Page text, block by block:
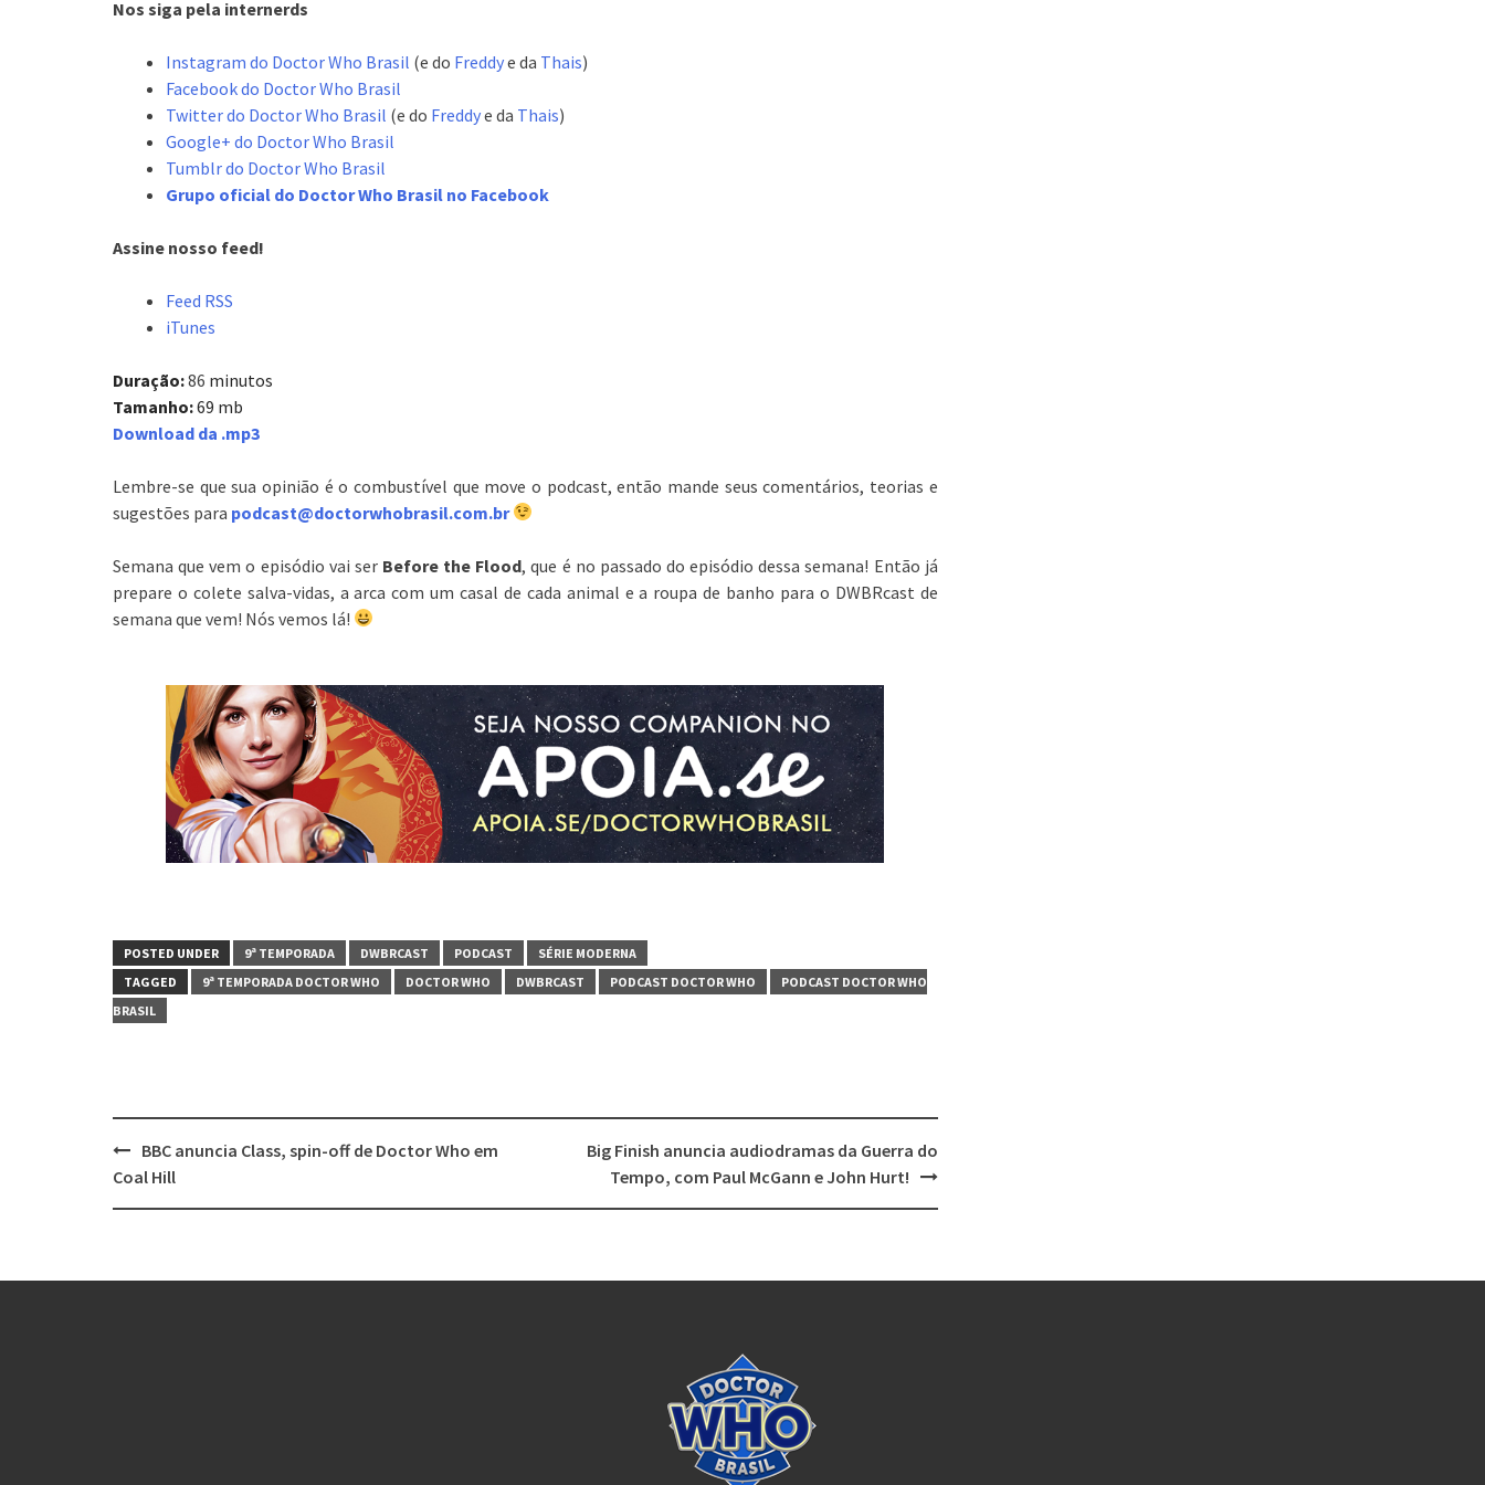
Nos siga pela internerds
Instagram do Doctor Who Brasil (e do Freddye da Thais)
Facebook do Doctor Who Brasil
Twitter do Doctor Who Brasil (e do Freddye da Thais)
Google+ do Doctor Who Brasil
Tumblr do Doctor Who Brasil
Grupo oficial do Doctor Who Brasil no Facebook
Assine nosso feed!
Feed RSS
iTunes
Duração:86 minutos
Tamanho:69 mb
Download da .mp3
Lembre-se que sua opinião é o combustível que move o podcast, então mande seus comentários, teorias e
sugestões para podcast@doctorwhobrasil.com.br
Semana que vem o episódio vai ser Before the Flood, que é no passado do episódio dessa semana! Então já
prepare o colete salva-vidas, a arca com um casal de cada animal e a roupa de banho para o DWBRcast de
semana que vem! Nós vemos lá!
POSTED UNDER 9ª TEMPORADA DWBRCAST PODCAST
SÉRIE MODERNA
TAGGED
9ª TEMPORADA DOCTOR WHO DOCTOR WHO DWBRCAST PODCAST DOCTOR WHO
PODCAST DOCTOR WHO
BRASIL
Post
navigation
BBC anuncia Class, spin-off de Doctor Who em
Coal Hill
Big Finish anuncia audiodramas da Guerra do
Tempo, com Paul McGann e John Hurt!